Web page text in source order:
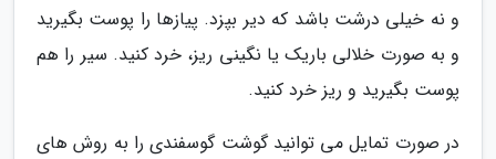
و نه خیلی درشت باشد که دیر بپزد. پیازها را پوست بگیرید
و به صورت خلالی باریک یا نگینی ریز، خرد کنید. سیر را هم
پوست بگیرید و ریز خرد کنید.
در صورت تمایل می توانید گوشت گوسفندی را به روش های